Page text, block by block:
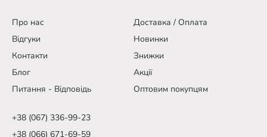
Про нас
Доставка / Оплата
Відгуки
Новинки
Контакти
Знижки
Блог
Акції
Питання - Відповідь
Оптовим покупцям
+38 (067) 336-99-23
+38 (066) 671-69-59